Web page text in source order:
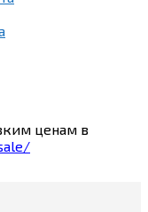
ценам в